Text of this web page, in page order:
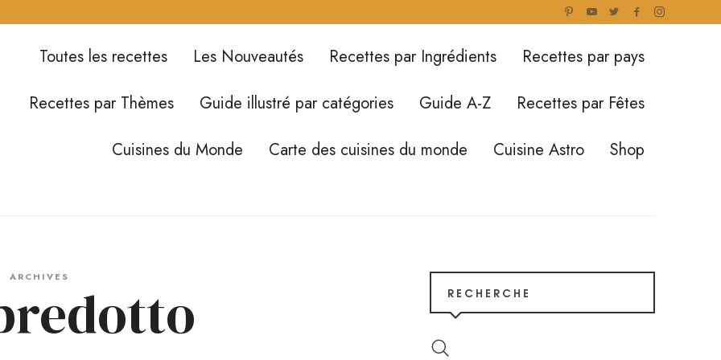
Toutes les recettes Les Nouveautés Recettes par Ingrédients
Recettes par pays
Recettes par Thèmes
Guide illustré par catégories Guide A-Z
Recettes par Fêtes
Cuisines du Monde
Carte des cuisines du monde Cuisine Astro Shop
ARCHIVES
RECHERCHE